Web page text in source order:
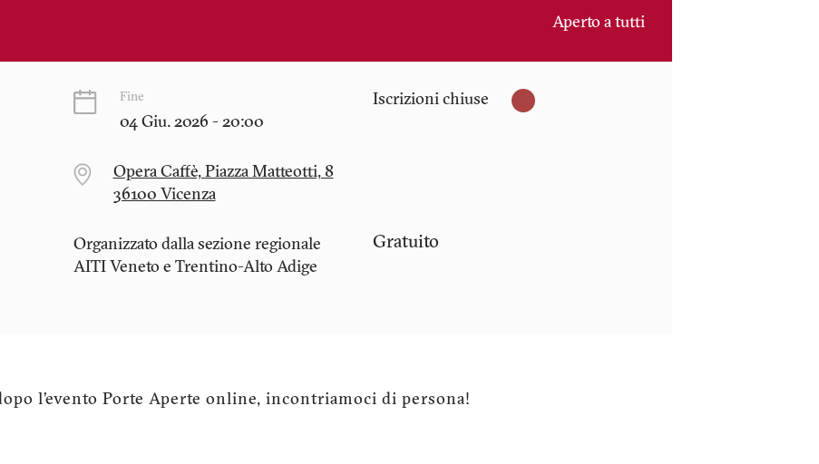
Aperto a tutti
Fine
04 Giu. 2026 - 20:00
Iscrizioni chiuse
Opera Caffè, Piazza Matteotti, 8
36100 Vicenza
Organizzato dalla sezione regionale
AITI Veneto e Trentino-Alto Adige
Gratuito
l’evento Porte Aperte online, incontriamoci di persona!